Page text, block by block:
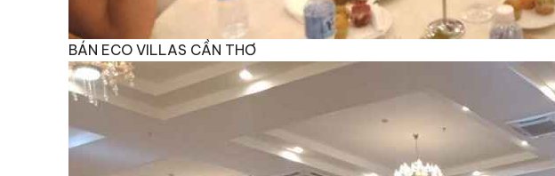
BÁN ECO VILLAS CẦN THƠ